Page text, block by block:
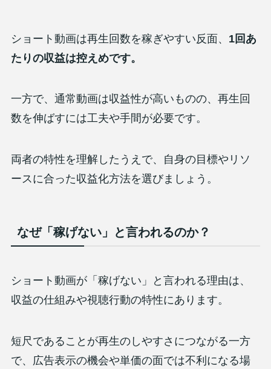
ショート動画は再生回数を稼ぎやすい反面、 1回あ
たりの収益は控えめです。
一方で、通常動画は収益性が高いものの、再生回
数を伸ばすには工夫や手間が必要です。
両者の特性を理解したうえで、自身の目標やリソ
ースに合った収益化方法を選びましょう。
なぜ「稼げない」と言われるのか？
ショート動画が「稼げない」と言われる理由は、
収益の仕組みや視聴行動の特性にあります。
短尺であることが再生のしやすさにつながる一方
で、広告表示の機会や単価の面では不利になる場